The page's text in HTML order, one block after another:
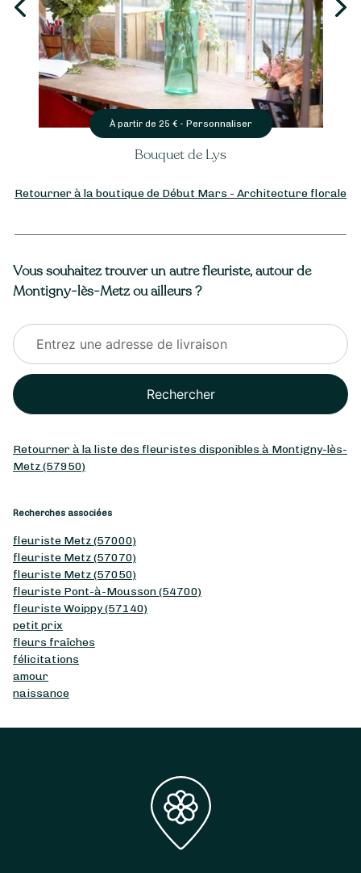
À partir de 25 € - Personnaliser
Bouquet de Lys
Retourner à la boutique de Début Mars - Architecture florale
Vous souhaitez trouver un autre fleuriste, autour de
Montigny-lès-Metz ou ailleurs ?
Rechercher
Retourner à la liste des fleuristes disponibles à Montigny-lès-
Metz (57950)
Recherches associées
fleuriste Metz (57000)
fleuriste Metz (57070)
fleuriste Metz (57050)
fleuriste Pont-à-Mousson (54700)
fleuriste Woippy (57140)
petit prix
fleurs fraîches
félicitations
amour
naissance